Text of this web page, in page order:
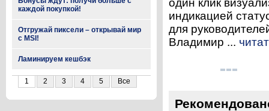
каждой покупкой!
Отгружай пиксели – открывай мир
с MSI!
Ламинируем кешбэк
1 2 3 4 5 Все
один клик
индикацией
для
Владимир ...